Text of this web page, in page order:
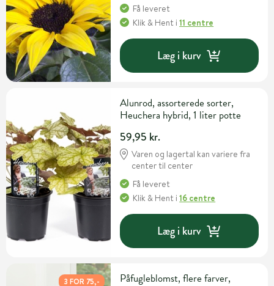
Få leveret
Klik & Hent i11 centre
Læg i kurv
Alunrod, assorterede sorter,
Heuchera hybrid, 1 liter potte
59,95 kr.
Varen og lagertal kan variere fra
center til center
Få leveret
Klik & Hent i16 centre
Læg i kurv
3 FOR 75,-
Påfugleblomst, flere farver,